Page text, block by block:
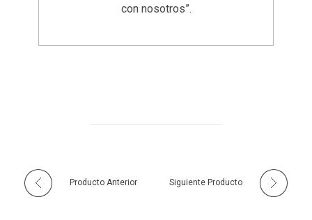
con nosotros”.
Producto Anterior Siguiente Producto